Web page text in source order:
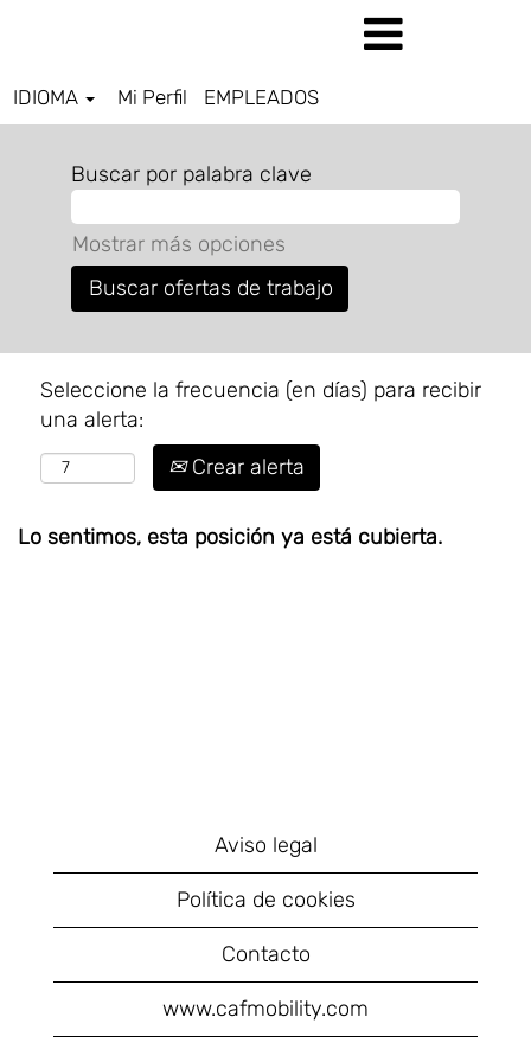
IDIOMA Mi Perfil EMPLEADOS
Buscar por palabra clave
Mostrar más opciones
Seleccione la frecuencia (en días) para recibir
una alerta:
Crear alerta
Lo sentimos, esta posición ya está cubierta.
Aviso legal
Política de cookies
Contacto
www.cafmobility.com